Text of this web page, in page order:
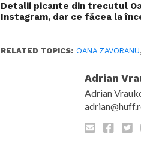
Detalii picante din trecutul
Instagram, dar ce făcea la
RELATED TOPICS: OANA ZAVORANU
Adrian
Adrian